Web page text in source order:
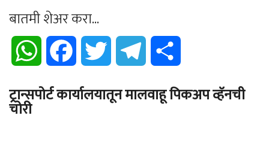
बातमी शेअर करा...
WhatsApp Facebook Twitter Telegram
ट्रान्सपोर्ट कार्यालयातून मालवाहू पिकअप व्हॅनची
चोरी